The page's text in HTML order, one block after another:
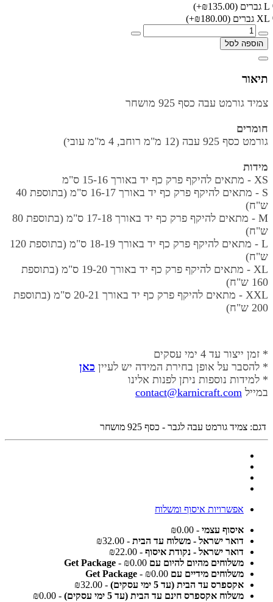
L גברים
(₪135.00+)
XL גברים
(₪180.00+)
הוספה לסל
תיאור
צמיד גורמט עבה כסף 925 מושחר
חומרים
גורמט כסף 925 עבה (12 מ"מ רוחב, 4 מ"מ עובי)
מידות
XS - מתאים להיקף פרק כף יד באורך
15-16 ס"מ
S - מתאים להיקף פרק כף יד באורך
16-17 ס"מ
(בתוספת 40
ש"ח)
M - מתאים להיקף פרק כף יד באורך
17-18 ס"מ
(בתוספת 80
ש"ח)
L - מתאים להיקף פרק כף יד באורך
18-19 ס"מ
(בתוספת 120
ש"ח)
XL - מתאים להיקף פרק כף יד באורך
19-20 ס"מ
(בתוספת
160 ש"ח)
XXL - מתאים להיקף פרק כף יד באורך
20-21 ס"מ
(בתוספת
200 ש"ח)
* זמן ייצור עד 4 ימי עסקים
* להסבר על אופן בחירת המידה יש לעיין כאן
* למידות נוספות ניתן לפנות אלינו
במייל contact@karnicraft.com
דגם: צמיד גורמט עבה לגבר - כסף 925 מושחר
אפשרויות איסוף ומשלוח
איסוף עצמי - ₪0.00
דואר ישראל - משלוח עד הבית - ₪32.00
דואר ישראל - נקודת איסוף - ₪22.00
משלוחים מהיום להיום עם Get Package - ₪0.00
משלוחים מידיים עם Get Package - ₪0.00
אקספרס עד הבית (עד 5 ימי עסקים)
- ₪32.00
משלוח אקספרס חינם עד הבית (עד 5 ימי עסקים)
- ₪0.00